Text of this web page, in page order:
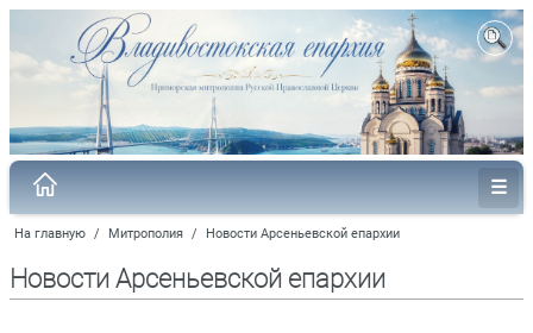
На главную / Митрополия / Новости Арсеньевской епархии
Новости Арсеньевской епархии